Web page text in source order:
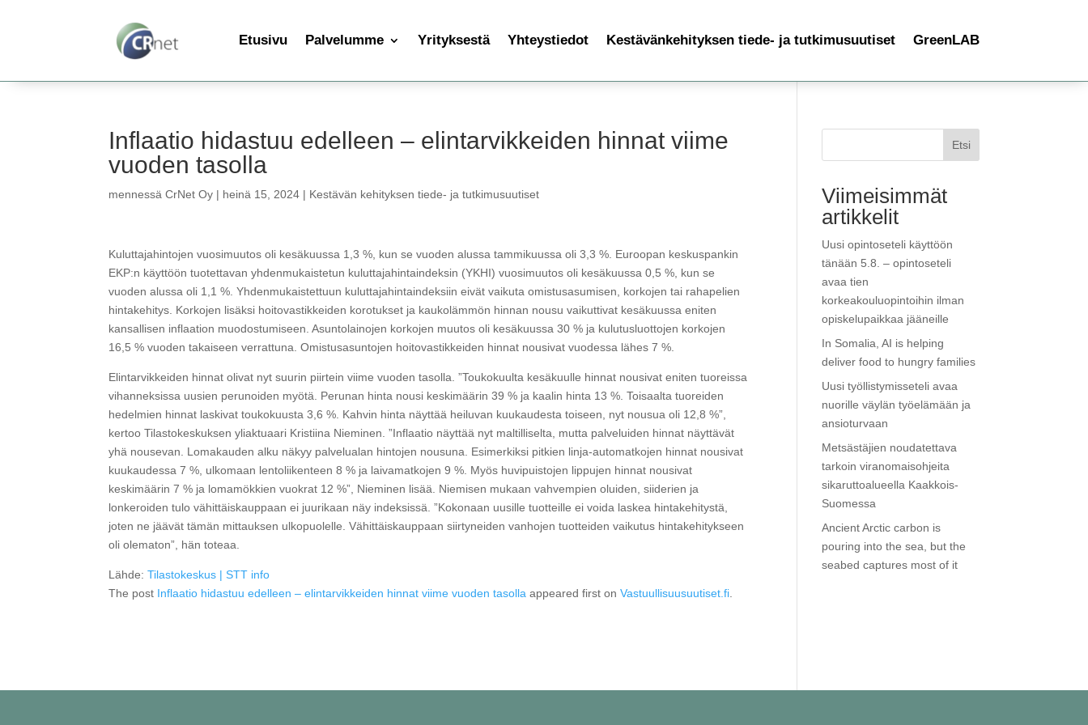
Etusivu Palvelumme Yrityksestä Yhteystiedot Kestävänkehityksen tiede- ja tutkimusuutiset GreenLAB
Inflaatio hidastuu edelleen – elintarvikkeiden hinnat viime
vuoden tasolla
mennessäCrNet Oy | heinä 15, 2024 | Kestävän kehityksen tiede- ja tutkimusuutiset
Kuluttajahintojen vuosimuutos oli kesäkuussa 1,3 %, kun se vuoden alussa tammikuussa oli 3,3 %. Euroopan keskuspankin
EKP:n käyttöön tuotettavan yhdenmukaistetun kuluttajahintaindeksin (YKHI) vuosimuutos oli kesäkuussa 0,5 %, kun se
vuoden alussa oli 1,1 %. Yhdenmukaistettuun kuluttajahintaindeksiin eivät vaikuta omistusasumisen, korkojen tai rahapelien
hintakehitys. Korkojen lisäksi hoitovastikkeiden korotukset ja kaukolämmön hinnan nousu vaikuttivat kesäkuussa eniten
kansallisen inflaation muodostumiseen. Asuntolainojen korkojen muutos oli kesäkuussa 30 % ja kulutusluottojen korkojen
16,5 % vuoden takaiseen verrattuna. Omistusasuntojen hoitovastikkeiden hinnat nousivat vuodessa lähes 7 %.
Elintarvikkeiden hinnat olivat nyt suurin piirtein viime vuoden tasolla. ”Toukokuulta kesäkuulle hinnat nousivat eniten tuoreissa
vihanneksissa uusien perunoiden myötä. Perunan hinta nousi keskimäärin 39 % ja kaalin hinta 13 %. Toisaalta tuoreiden
hedelmien hinnat laskivat toukokuusta 3,6 %. Kahvin hinta näyttää heiluvan kuukaudesta toiseen, nyt nousua oli 12,8 %”,
kertoo Tilastokeskuksen yliaktuaari Kristiina Nieminen. ”Inflaatio näyttää nyt maltilliselta, mutta palveluiden hinnat näyttävät
yhä nousevan. Lomakauden alku näkyy palvelualan hintojen nousuna. Esimerkiksi pitkien linja-automatkojen hinnat nousivat
kuukaudessa 7 %, ulkomaan lentoliikenteen 8 % ja laivamatkojen 9 %. Myös huvipuistojen lippujen hinnat nousivat
keskimäärin 7 % ja lomamökkien vuokrat 12 %”, Nieminen lisää. Niemisen mukaan vahvempien oluiden, siiderien ja
lonkeroiden tulo vähittäiskauppaan ei juurikaan näy indeksissä. ”Kokonaan uusille tuotteille ei voida laskea hintakehitystä,
joten ne jäävät tämän mittauksen ulkopuolelle. Vähittäiskauppaan siirtyneiden vanhojen tuotteiden vaikutus hintakehitykseen
oli olematon”, hän toteaa.
Lähde:Tilastokeskus | STT info
The post Inflaatio hidastuu edelleen – elintarvikkeiden hinnat viime vuoden tasolla appeared first onVastuullisuusuutiset.fi
Etsi
Viimeisimmät
artikkelit
Uusi opintoseteli käyttöön
tänään 5.8. – opintoseteli
avaa tien
korkeakouluopintoihin ilman
opiskelupaikkaa jääneille
In Somalia, AI is helping
deliver food to hungry families
Uusi työllistymisseteli avaa
nuorille väylän työelämään ja
ansioturvaan
Metsästäjien noudatettava
tarkoin viranomaisohjeita
sikaruttoalueella Kaakkois-
Suomessa
Ancient Arctic carbon is
pouring into the sea, but the
seabed captures most of it